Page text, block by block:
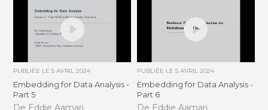
PUBLIÉE LE5 AVRIL 2024
Embedding for Data Analysis -
Part 5
De Eddie Aamari
PUBLIÉE LE 5 AVRIL 2024
Embedding for Data Analysis -
Part 6
De Eddie Aamari